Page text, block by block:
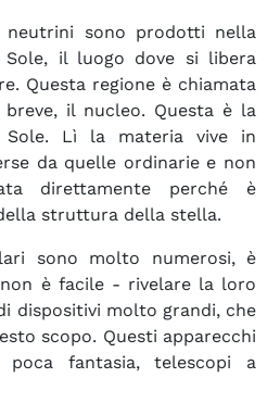
sono prodotti nella
il luogo dove si libera
Questa regione è chiamata
il nucleo. Questa è la
Lì la materia vive in
da quelle ordinarie e non
direttamente perché è
struttura della stella.
sono molto numerosi, è
è facile - rivelare la loro
dispositivi molto grandi, che
scopo. Questi apparecchi
fantasia, telescopi a